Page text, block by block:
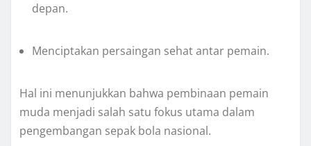
depan.
Menciptakan persaingan sehat antar pemain.
Hal ini menunjukkan bahwa pembinaan pemain
muda menjadi salah satu fokus utama dalam
pengembangan sepak bola nasional.